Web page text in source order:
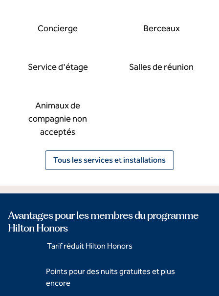
Concierge Berceaux
Service d'étage Salles de réunion
Animaux de
compagnie non
acceptés
Tous les services et installations
Avantages pour les membres du programme
Hilton Honors
Tarif réduit Hilton Honors
Points pour des nuits gratuites et plus
encore